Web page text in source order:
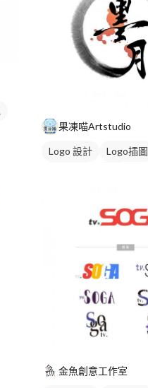
果凍喵Artstudio
Logo 設計 Logo插圖
金魚創意工作室